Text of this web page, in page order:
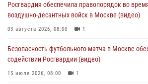
04 августа 2026, 18:16 5
Росгвардия обеспечила правопорядок во
воздушно-десантных войск в Москве (видео)
03 августа 2026, 08:00 1
Безопасность футбольного матча в Москве
содействии Росгвардии (видео)
15 июля 2026, 08:00 1